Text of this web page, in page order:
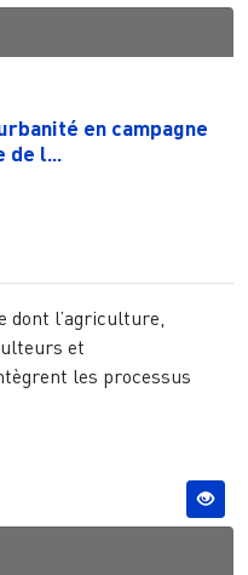
en campagne
de l...
dont l’agriculture,
et
les processus